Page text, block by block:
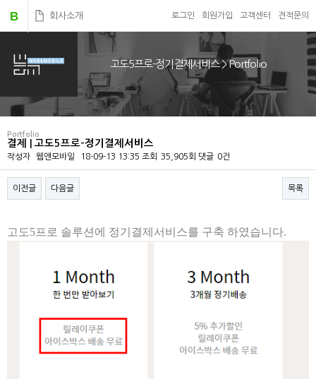
B 회사소개 견적문의
고객센터
회원가입
로그인
고도5프로-정기결제서비스 > Portfolio
Portfolio
결제 | 고도5프로-정기결제서비스
작성자 웹앤모바일 18-09-13 13:35 조회 35,905회 댓글 0건
이전글 다음글 목록
고도5프로 솔루션에 정기결제서비스를 구축 하였습니다.